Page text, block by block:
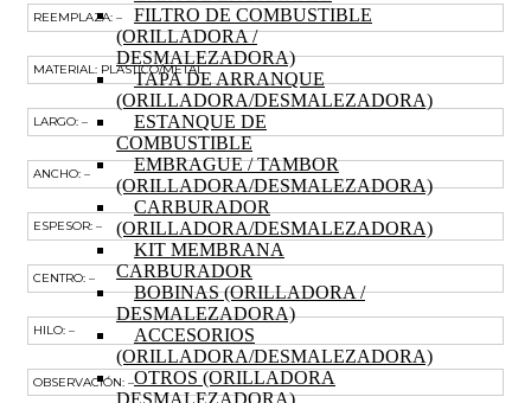
FILTRO DE COMBUSTIBLE
(ORILLADORA /
DESMALEZADORA)
TAPA DE ARRANQUE
(ORILLADORA/DESMALEZADORA)
ESTANQUE DE
COMBUSTIBLE
EMBRAGUE / TAMBOR
(ORILLADORA/DESMALEZADORA)
CARBURADOR
(ORILLADORA/DESMALEZADORA)
KIT MEMBRANA
CARBURADOR
BOBINAS (ORILLADORA /
DESMALEZADORA)
ACCESORIOS
(ORILLADORA/DESMALEZADORA)
OTROS (ORILLADORA
DESMALEZADORA)
REEMPLAZA: –
MATERIAL: PLASTICO/METAL
LARGO: –
ANCHO: –
ESPESOR: –
CENTRO: –
HILO: –
OBSERVACIÓN: –